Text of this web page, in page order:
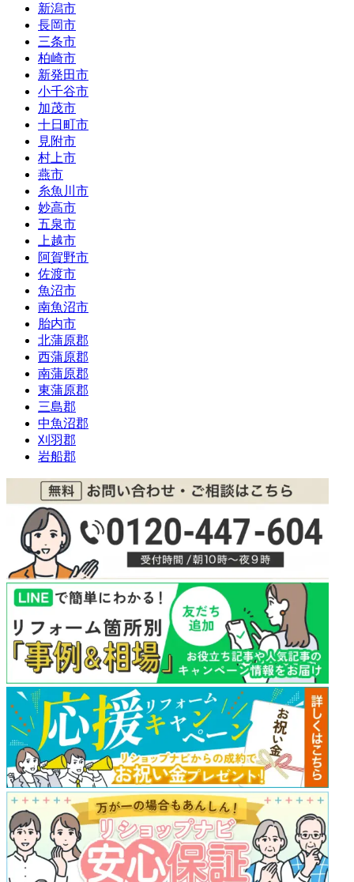
新潟市
長岡市
三条市
柏崎市
新発田市
小千谷市
加茂市
十日町市
見附市
村上市
燕市
糸魚川市
妙高市
五泉市
上越市
阿賀野市
佐渡市
魚沼市
南魚沼市
胎内市
北蒲原郡
西蒲原郡
南蒲原郡
東蒲原郡
三島郡
中魚沼郡
刈羽郡
岩船郡